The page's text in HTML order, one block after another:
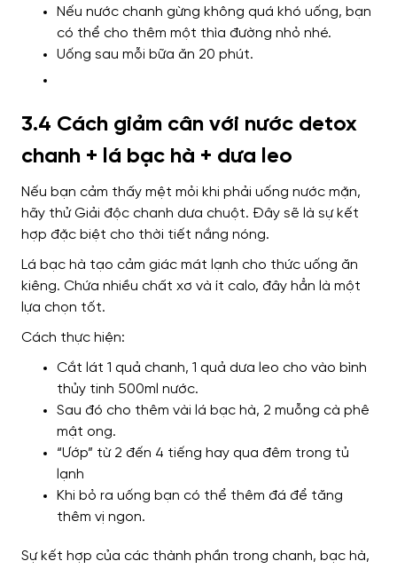
Nếu nước chanh gừng không quá khó uống, bạn
có thể cho thêm một thìa đường nhỏ nhé.
Uống sau mỗi bữa ăn 20 phút.
3.4 Cách giảm cân với nước detox
chanh + lá bạc hà + dưa leo
Nếu bạn cảm thấy mệt mỏi khi phải uống nước mặn,
hãy thử Giải độc chanh dưa chuột. Đây sẽ là sự kết
hợp đặc biệt cho thời tiết nắng nóng.
Lá bạc hà tạo cảm giác mát lạnh cho thức uống ăn
kiêng. Chứa nhiều chất xơ và ít calo, đây hẳn là một
lựa chọn tốt.
Cách thực hiện:
Cắt lát 1 quả chanh, 1 quả dưa leo cho vào bình
thủy tinh 500ml nước.
Sau đó cho thêm vài lá bạc hà, 2 muỗng cà phê
mật ong.
“Ướp” từ 2 đến 4 tiếng hay qua đêm trong tủ
lạnh
Khi bỏ ra uống bạn có thể thêm đá để tăng
thêm vị ngon.
Sự kết hợp của các thành phần trong chanh, bạc hà,